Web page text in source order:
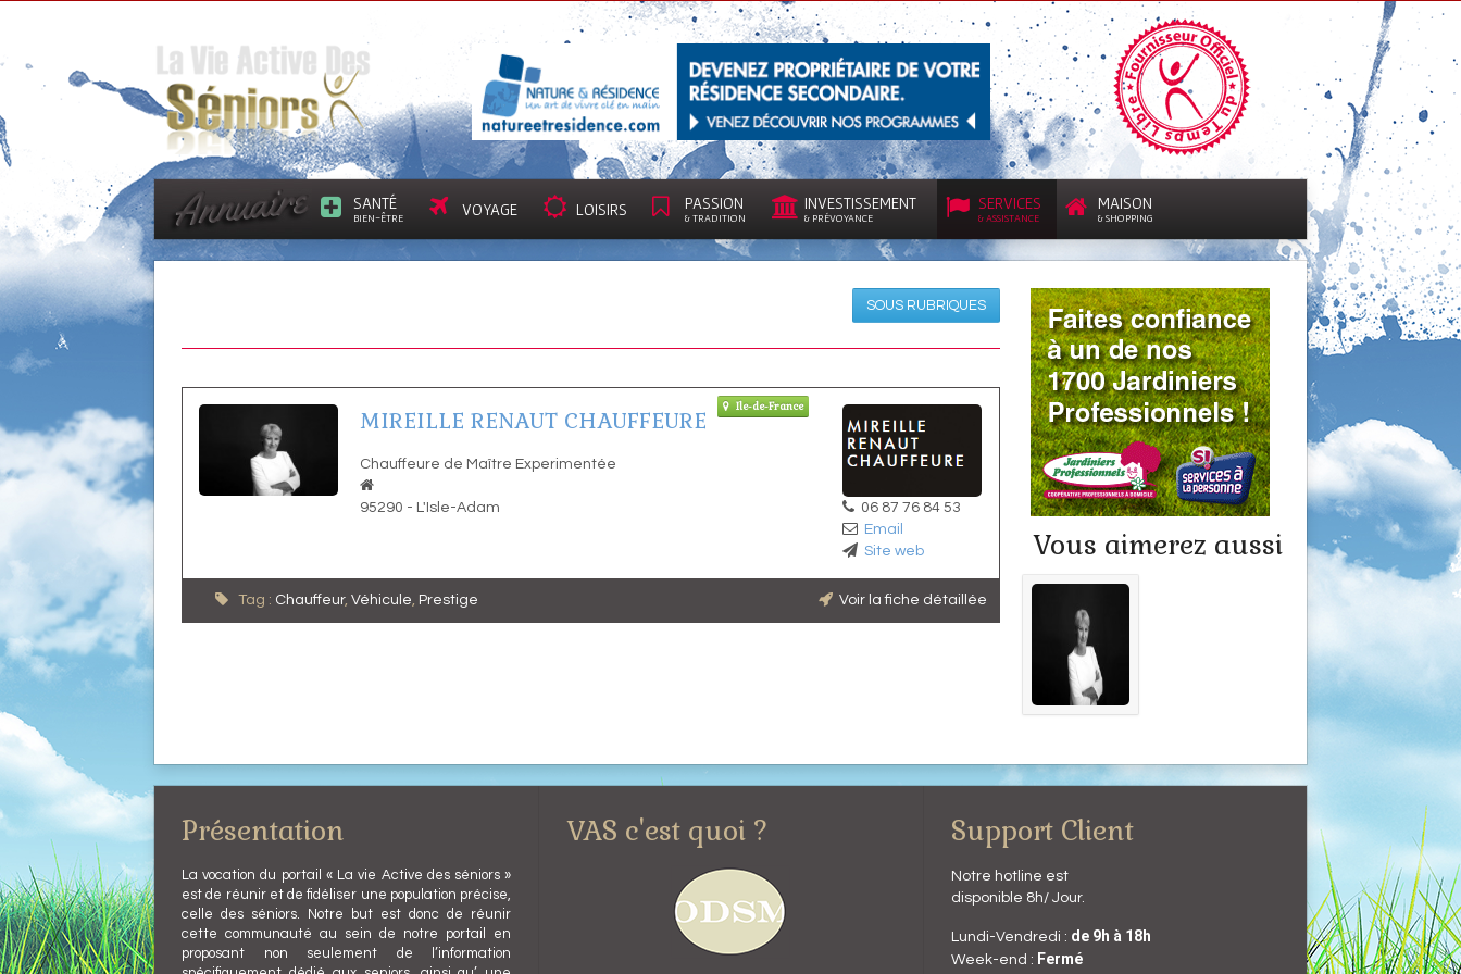
SANTÉ
BIEN-ÊTRE VOYAGE LOISIRS PASSION
& TRADITION
INVESTISSEMENT
& PRÉVOYANCE
SERVICES
& ASSISTANCE
MAISON
& SHOPPING
SOUS RUBRIQUES
MIREILLE RENAUT CHAUFFEURE
Ile-de-France
Chauffeure de Maître Experimentée
95290 - L'Isle-Adam
06 87 76 84 53
Email
Site web
Tag : Chauffeur, Véhicule Prestige Voir la fiche détaillée
Vous aimerez aussi
Présentation
La vocation du portail « La vie Active des séniors »
est de réunir et de fidéliser une population précise,
celle des séniors. Notre but est donc de réunir
cette communauté au sein de notre portail en
proposant non seulement de l’information
VAS c'est quoi ? Support Client
Notre hotline est
disponible 8h/ Jour.
Lundi-Vendredi : de 9h à 18h
Week-end : Fermé